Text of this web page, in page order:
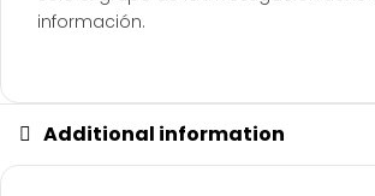
información.
Additional information